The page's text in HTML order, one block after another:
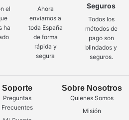
el
ha
Ahora
enviamos a
toda España
de forma
rápida y
segura
Seguros
Todos los
métodos de
pago son
blindados y
seguros.
Soporte
Preguntas
Frecuentes
Sobre Nosotros
Quienes Somos
Misión